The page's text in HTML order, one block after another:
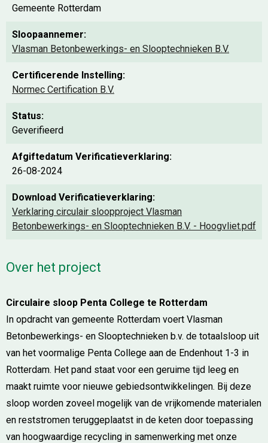
Gemeente Rotterdam
Sloopaannemer:
Vlasman Betonbewerkings- en Slooptechnieken B.V.
Certificerende Instelling:
Normec Certification B.V.
Status:
Geverifieerd
Afgiftedatum Verificatieverklaring:
26-08-2024
Download Verificatieverklaring:
Verklaring circulair sloopproject Vlasman
Betonbewerkings- en Slooptechnieken B.V. - Hoogvliet.pdf
Over het project
Circulaire sloop Penta College te Rotterdam
In opdracht van gemeente Rotterdam voert Vlasman
Betonbewerkings- en Slooptechnieken b.v. de totaalsloop uit
van het voormalige Penta College aan de Endenhout 1-3 in
Rotterdam. Het pand staat voor een geruime tijd leeg en
maakt ruimte voor nieuwe gebiedsontwikkelingen. Bij deze
sloop worden zoveel mogelijk van de vrijkomende materialen
en reststromen teruggeplaatst in de keten door toepassing
van hoogwaardige recycling in samenwerking met onze